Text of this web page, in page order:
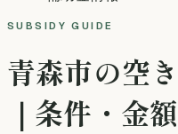
SUBSIDY GUIDE
青森市の空
｜条件・金